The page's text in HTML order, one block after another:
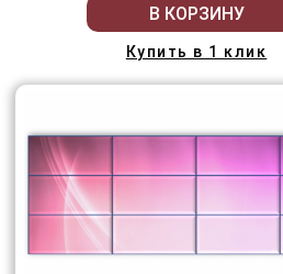
В КОРЗИНУ
Купить в 1 клик